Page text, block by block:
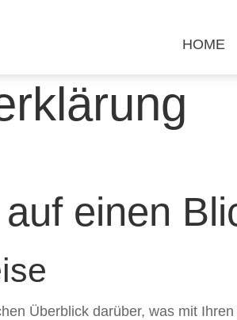
HOME
einen
Überblick darüber, was mit